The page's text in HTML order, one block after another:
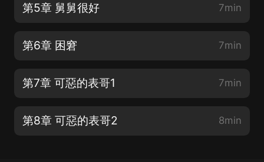
第5章 舅舅很好 7min
第6章 困窘 7min
第7章 可惡的表哥1 7min
第8章 可惡的表哥2 8min